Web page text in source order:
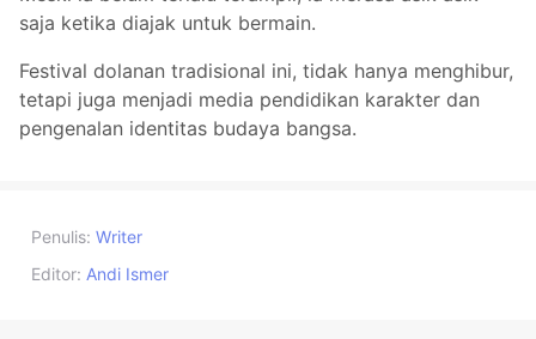
saja ketika diajak untuk bermain.
Festival dolanan tradisional ini, tidak hanya menghibur,
tetapi juga menjadi media pendidikan karakter dan
pengenalan identitas budaya bangsa.
Penulis: Writer
Editor: Andi Ismer